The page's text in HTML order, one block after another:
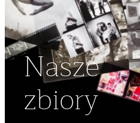
Nasze
zbiory